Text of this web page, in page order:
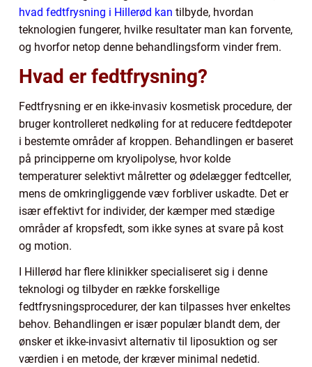
hvad fedtfrysning i Hillerød kan tilbyde, hvordan
teknologien fungerer, hvilke resultater man kan forvente,
og hvorfor netop denne behandlingsform vinder frem.
Hvad er fedtfrysning?
Fedtfrysning er en ikke-invasiv kosmetisk procedure, der
bruger kontrolleret nedkøling for at reducere fedtdepoter
i bestemte områder af kroppen. Behandlingen er baseret
på principperne om kryolipolyse, hvor kolde
temperaturer selektivt målretter og ødelægger fedtceller,
mens de omkringliggende væv forbliver uskadte. Det er
især effektivt for individer, der kæmper med stædige
områder af kropsfedt, som ikke synes at svare på kost
og motion.
I Hillerød har flere klinikker specialiseret sig i denne
teknologi og tilbyder en række forskellige
fedtfrysningsprocedurer, der kan tilpasses hver enkeltes
behov. Behandlingen er især populær blandt dem, der
ønsker et ikke-invasivt alternativ til liposuktion og ser
værdien i en metode, der kræver minimal nedetid.